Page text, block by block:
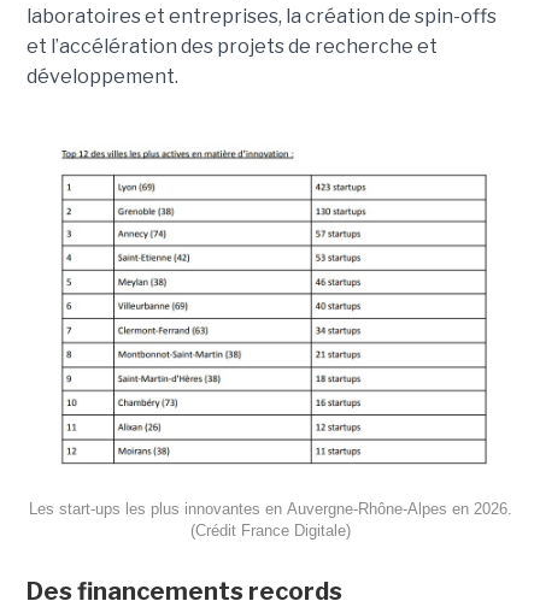
laboratoires et entreprises, la création de spin-offs
et l’accélération des projets de recherche et
développement.
Les start-ups les plus innovantes en Auvergne-Rhône-Alpes en 2026.
(Crédit France Digitale)
Des financements records